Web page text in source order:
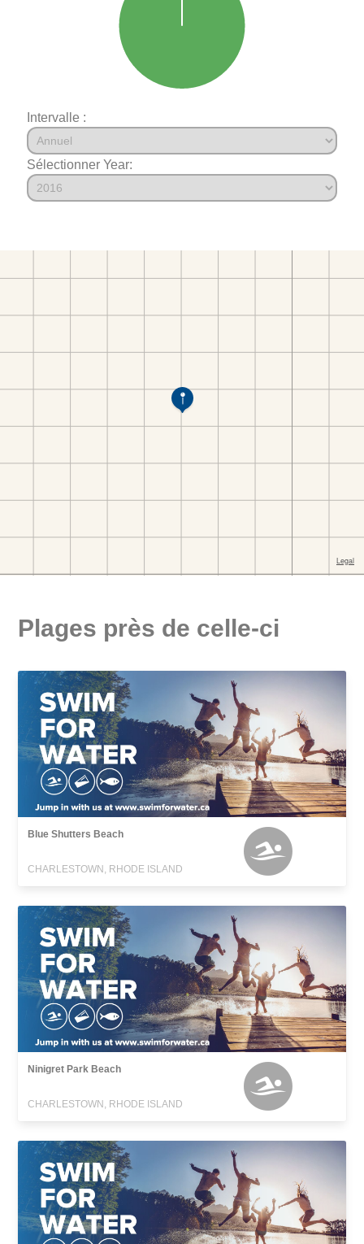
Intervalle :
Sélectionner Year:
Plages près de celle-ci
Blue Shutters Beach
CHARLESTOWN, RHODE ISLAND
Ninigret Park Beach
CHARLESTOWN, RHODE ISLAND